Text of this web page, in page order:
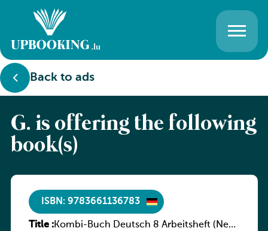
Back to ads
G. is offering the following
book(s)
ISBN: 9783661136783
Title :Kombi-Buch Deutsch 8 Arbeitsheft (Neue